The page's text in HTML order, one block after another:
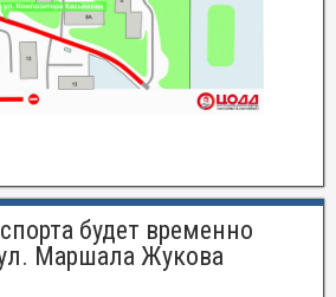
будет временно
Маршала Жукова